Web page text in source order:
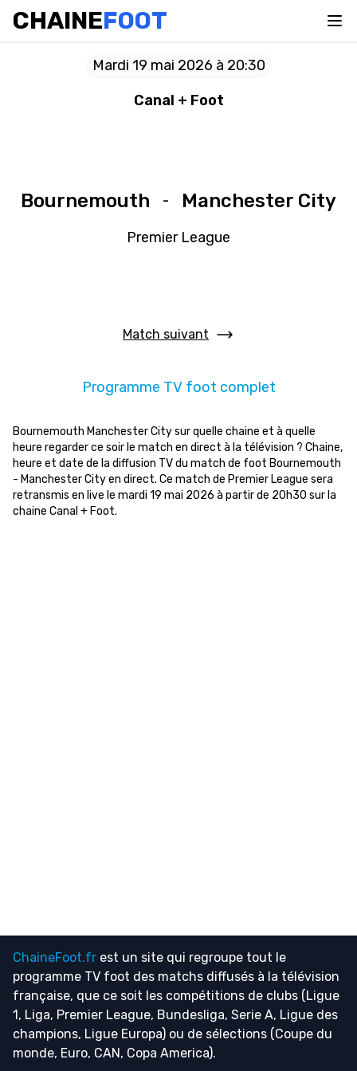
CHAINEFOOT
Mardi 19 mai 2026 à 20:30
Canal + Foot
Bournemouth - Manchester City
Premier League
Match suivant
Programme TV foot complet
Bournemouth Manchester City sur quelle chaine et à quelle
heure regarder ce soir le match en direct à la télévision ? Chaine,
heure et date de la diffusion TV du match de foot Bournemouth
- Manchester City en direct. Ce match de Premier League sera
retransmis en live le mardi 19 mai 2026 à partir de 20h30 sur la
chaine Canal + Foot.
ChaineFoot.fr est un site qui regroupe tout le
programme TV foot des matchs diffusés à la télévision
française, que ce soit les compétitions de clubs (Ligue
1, Liga, Premier League, Bundesliga, Serie A, Ligue des
champions, Ligue Europa) ou de sélections (Coupe du
monde, Euro, CAN, Copa America).